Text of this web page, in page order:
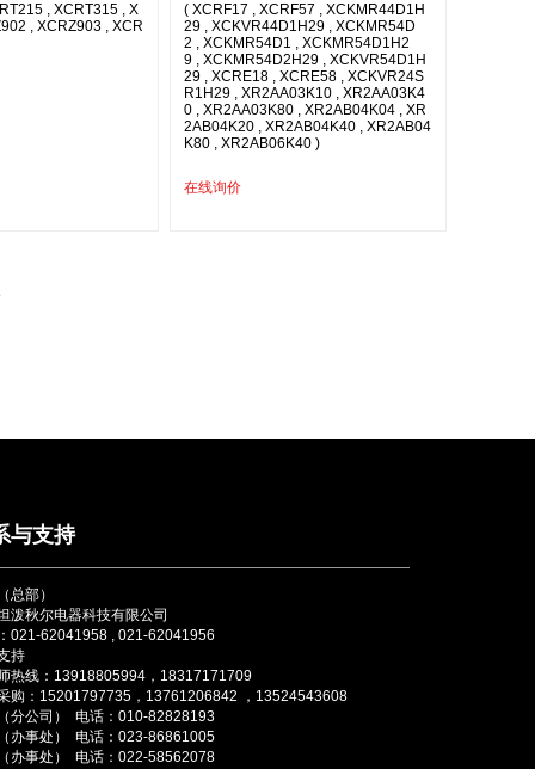
, XCRT315 , X
, XCRZ903 , XCR
( XCRF17 , XCRF57 , XCKMR44D1H
29 , XCKVR44D1H29 , XCKMR54D
2 , XCKMR54D1 , XCKMR54D1H2
9 , XCKMR54D2H29 , XCKVR54D1H
29 , XCRE18 , XCRE58 , XCKVR24S
R1H29 , XR2AA03K10 , XR2AA03K4
0 , XR2AA03K80 , XR2AB04K04 , XR
2AB04K20 , XR2AB04K40 , XR2AB04
K80 , XR2AB06K40 )
在线询价
与支持
总部）
泼秋尔电器科技有限公司
021-62041958 , 021-62041956
持
热线：13918805994，18317171709
购：15201797735，13761206842 ，13524543608
分公司） 电话：010-82828193
办事处） 电话：023-86861005
办事处） 电话：022-58562078